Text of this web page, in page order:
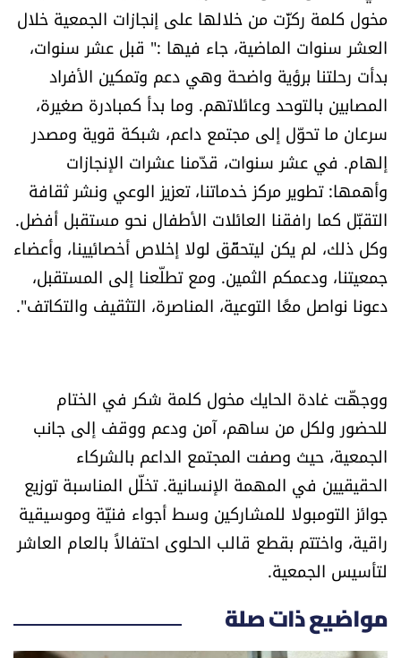
ثقافة وفنون
فصل من كتاب
اقرأ تضحك
كاميرا
سجالات
صحّة وصحن
الرياضة
حظّك اليوم
للتاريخ
فيديو
للتواصل معنا
مخول كلمة ركزّت من خلالها على إنجازات الجمعية خلال
العشر سنوات الماضية، جاء فيها :" قبل عشر سنوات،
بدأت رحلتنا برؤية واضحة وهي دعم وتمكين الأفراد
المصابين بالتوحد وعائلاتهم. وما بدأ كمبادرة صغيرة،
سرعان ما تحوّل إلى مجتمع داعم، شبكة قوية ومصدر
إلهام. في عشر سنوات، قدّمنا عشرات الإنجازات
وأهمها: تطوير مركز خدماتنا، تعزيز الوعي ونشر ثقافة
التقبّل كما رافقنا العائلات الأطفال نحو مستقبل أفضل.
وكل ذلك، لم يكن ليتحقّق لولا إخلاص أخصائيينا، وأعضاء
جمعيتنا، ودعمكم الثمين. ومع تطلّعنا إلى المستقبل،
دعونا نواصل معًا التوعية، المناصرة، التثقيف والتكاتف".
ووجهّت غادة الحايك مخول كلمة شكر في الختام
للحضور ولكل من ساهم، آمن ودعم ووقف إلى جانب
الجمعية، حيث وصفت المجتمع الداعم بالشركاء
الحقيقيين في المهمة الإنسانية. تخلّل المناسبة توزيع
جوائز التومبولا للمشاركين وسط أجواء فنيّة وموسيقية
راقية، واختتم بقطع قالب الحلوى احتفالاً بالعام العاشر
لتأسيس الجمعية.
مواضيع ذات صلة